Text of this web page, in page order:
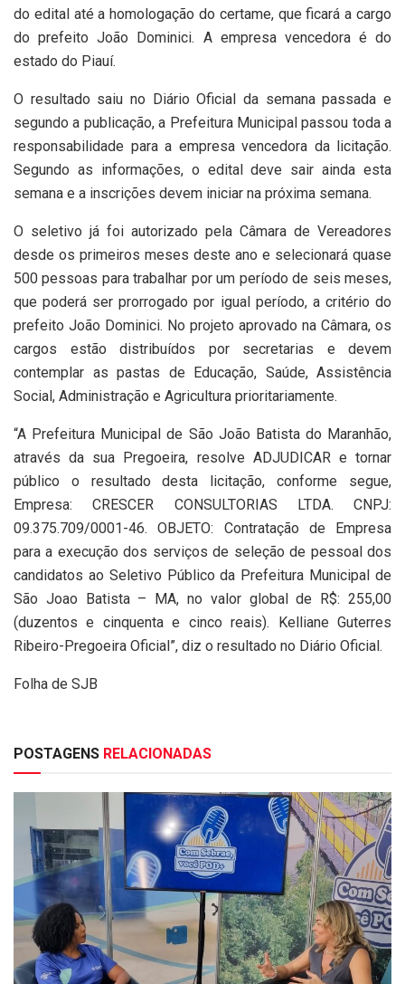
do edital até a homologação do certame, que ficará a cargo
do prefeito João Dominici. A empresa vencedora é do
estado do Piauí.
O resultado saiu no Diário Oficial da semana passada e
segundo a publicação, a Prefeitura Municipal passou toda a
responsabilidade para a empresa vencedora da licitação.
Segundo as informações, o edital deve sair ainda esta
semana e a inscrições devem iniciar na próxima semana.
O seletivo já foi autorizado pela Câmara de Vereadores
desde os primeiros meses deste ano e selecionará quase
500 pessoas para trabalhar por um período de seis meses,
que poderá ser prorrogado por igual período, a critério do
prefeito João Dominici. No projeto aprovado na Câmara, os
cargos estão distribuídos por secretarias e devem
contemplar as pastas de Educação, Saúde, Assistência
Social, Administração e Agricultura prioritariamente.
“A Prefeitura Municipal de São João Batista do Maranhão,
através da sua Pregoeira, resolve ADJUDICAR e tornar
público o resultado desta licitação, conforme segue,
Empresa: CRESCER CONSULTORIAS LTDA. CNPJ:
09.375.709/0001-46. OBJETO: Contratação de Empresa
para a execução dos serviços de seleção de pessoal dos
candidatos ao Seletivo Público da Prefeitura Municipal de
São Joao Batista – MA, no valor global de R$: 255,00
(duzentos e cinquenta e cinco reais). Kelliane Guterres
Ribeiro-Pregoeira Oficial”, diz o resultado no Diário Oficial.
Folha de SJB
POSTAGENS RELACIONADAS